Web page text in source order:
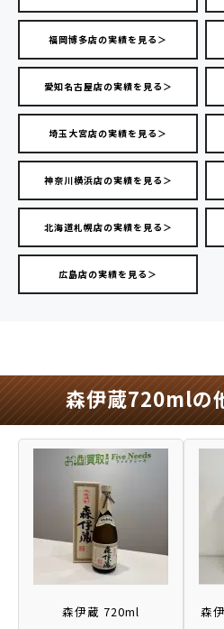
福岡博多店の実績を見る＞
愛知名古屋店の実績を見る＞
埼玉大宮店の実績を見る＞
神奈川横浜店の実績を見る＞
北海道札幌店の実績を見る＞
広島店の実績を見る＞
森伊蔵720mlの
森伊蔵 720ml
森